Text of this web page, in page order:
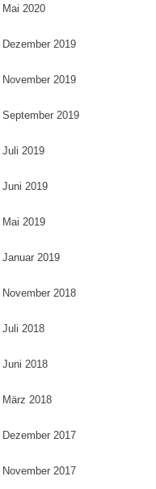
Mai 2020
Dezember 2019
November 2019
September 2019
Juli 2019
Juni 2019
Mai 2019
Januar 2019
November 2018
Juli 2018
Juni 2018
März 2018
Dezember 2017
November 2017